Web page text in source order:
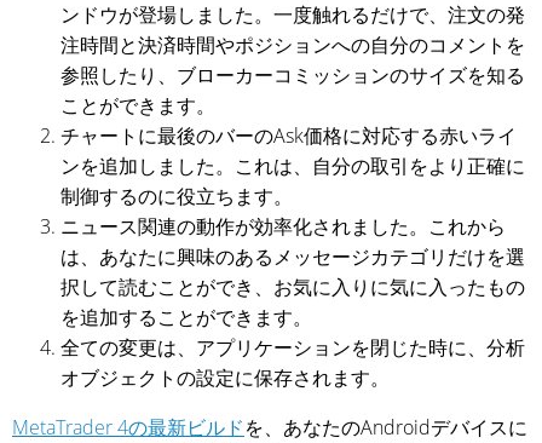
ンドウが登場しました。一度触れるだけで、注文の発
注時間と決済時間やポジションへの自分のコメントを
参照したり、ブローカーコミッションのサイズを知る
ことができます。
チャートに最後のバーのAsk価格に対応する赤いライ
ンを追加しました。これは、自分の取引をより正確に
制御するのに役立ちます。
ニュース関連の動作が効率化されました。これから
は、あなたに興味のあるメッセージカテゴリだけを選
択して読むことができ、お気に入りに気に入ったもの
を追加することができます。
全ての変更は、アプリケーションを閉じた時に、分析
オブジェクトの設定に保存されます。
MetaTrader 4の最新ビルドを、あなたのAndroidデバイスに